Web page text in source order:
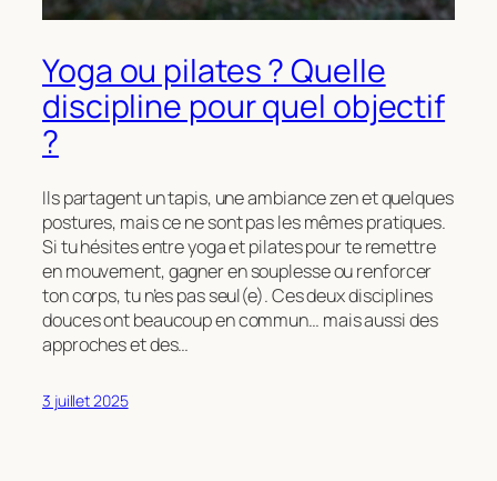
Yoga ou pilates ? Quelle
discipline pour quel objectif
?
Ils partagent un tapis, une ambiance zen et quelques
postures, mais ce ne sont pas les mêmes pratiques.
Si tu hésites entre yoga et pilates pour te remettre
en mouvement, gagner en souplesse ou renforcer
ton corps, tu n’es pas seul(e). Ces deux disciplines
douces ont beaucoup en commun… mais aussi des
approches et des…
3 juillet 2025